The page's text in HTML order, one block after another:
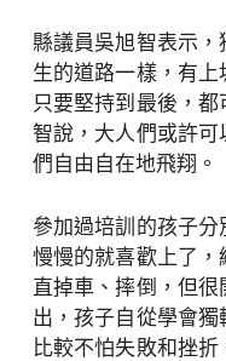
縣議員吳旭智表示
生的道路一樣，有
只要堅持到最後，
智說，大人們或許
們自由自在地飛翔。
參加過培訓的孩子
慢慢的就喜歡上了
直掉車、摔倒，但
出，孩子自從學會
比較不怕失敗和挫